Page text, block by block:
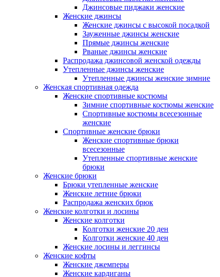
Джинсовые пиджаки женские
Женские джинсы
Женские джинсы с высокой посадкой
Зауженные джинсы женские
Прямые джинсы женские
Рваные джинсы женские
Распродажа джинсовой женской одежды
Утепленные джинсы женские
Утепленные джинсы женские зимние
Женская спортивная одежда
Женские спортивные костюмы
Зимние спортивные костюмы женские
Спортивные костюмы всесезонные
женские
Спортивные женские брюки
Женские спортивные брюки
всесезонные
Утепленные спортивные женские
брюки
Женские брюки
Брюки утепленные женские
Женские летние брюки
Распродажа женских брюк
Женские колготки и лосины
Женские колготки
Колготки женские 20 ден
Колготки женские 40 ден
Женские лосины и леггинсы
Женские кофты
Женские джемперы
Женские кардиганы